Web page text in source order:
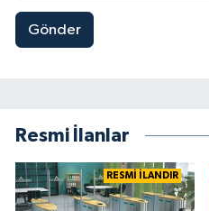
Gönder
Resmi İlanlar
RESMİ İLANDIR